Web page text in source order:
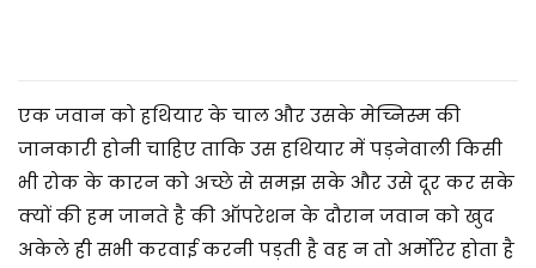
एक जवान को हथियार के चाल और उसके मेच्निस्म की
जानकारी होनी चाहिए ताकि उस हथियार में पड़नेवाली किसी
भी रोक के कारन को अच्छे से समझ सके और उसे दूर कर सके
क्यों की हम जानते है की ऑपरेशन के दौरान जवान को खुद
अकेले ही सभी करवाई करनी पड़ती है वह न तो अर्मोरेर होता है